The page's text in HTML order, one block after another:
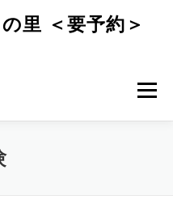
里 ＜要予約＞
メニュー